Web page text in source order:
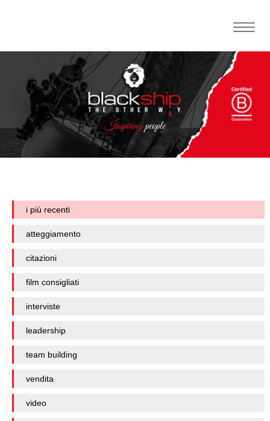
Toggle
i più recenti
atteggiamento
citazioni
film consigliati
interviste
leadership
team building
vendita
video